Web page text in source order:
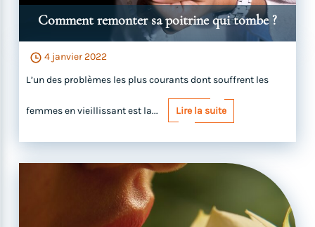
4 janvier 2022
Comment remonter sa poitrine qui tombe ?
L’un des problèmes les plus courants dont souffrent les
femmes en vieillissant est la... Lire la suite